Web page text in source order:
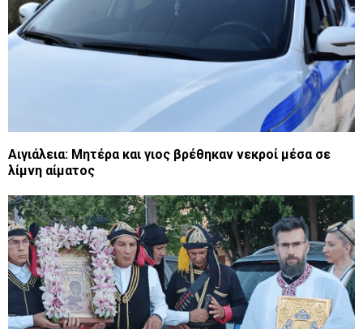
Αιγιάλεια: Μητέρα και γιος βρέθηκαν νεκροί μέσα σε
λίμνη αίματος